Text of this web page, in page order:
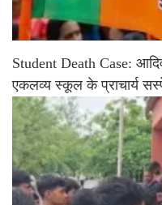
Student Death Case:
एकलव्य स्कूल के प्राचार्य